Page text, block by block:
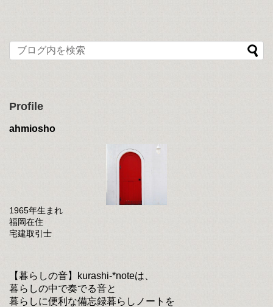
Profile
ahmiosho
1965年生まれ
福岡在住
宅建取引士
【暮らしの音】kurashi-*noteは、
暮らしの中で奏でる音と
暮らしに便利な備忘録暮らしノートを